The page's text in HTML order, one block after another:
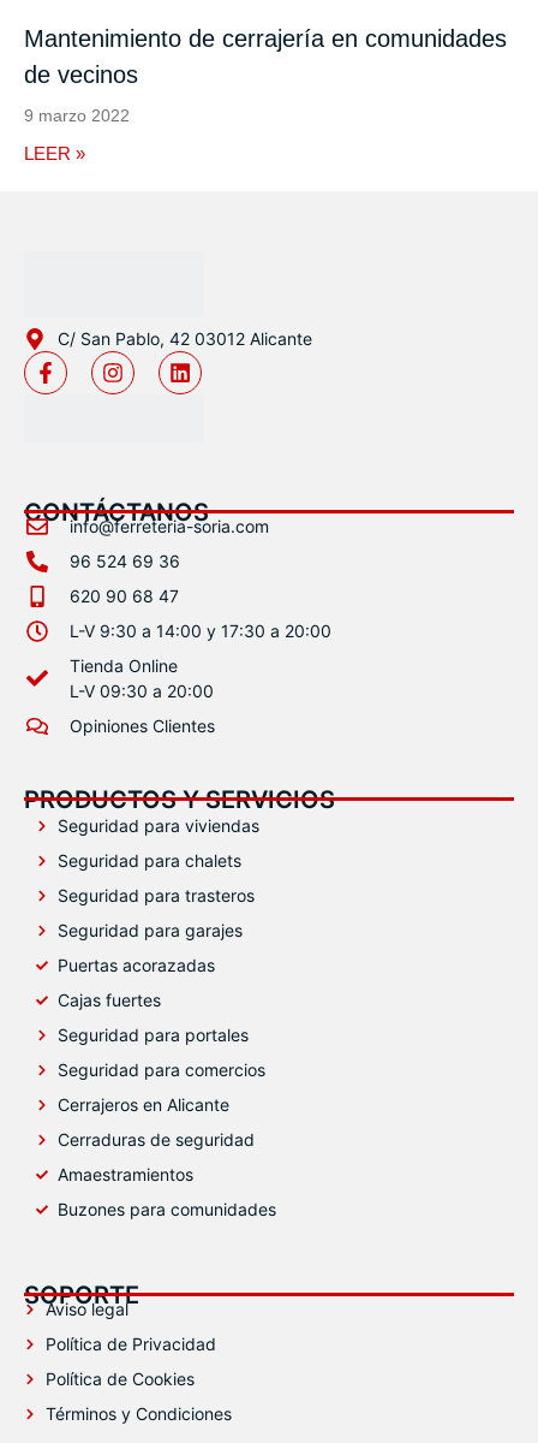
Mantenimiento de cerrajería en comunidades
de vecinos
9 marzo 2022
LEER »
C/ San Pablo, 42 03012 Alicante
CONTÁCTANOS
info@ferreteria-soria.com
96 524 69 36
620 90 68 47
L-V 9:30 a 14:00 y 17:30 a 20:00
Tienda Online
L-V 09:30 a 20:00
Opiniones Clientes
PRODUCTOS Y SERVICIOS
Seguridad para viviendas
Seguridad para chalets
Seguridad para trasteros
Seguridad para garajes
Puertas acorazadas
Cajas fuertes
Seguridad para portales
Seguridad para comercios
Cerrajeros en Alicante
Cerraduras de seguridad
Amaestramientos
Buzones para comunidades
SOPORTE
Aviso legal
Política de Privacidad
Política de Cookies
Términos y Condiciones